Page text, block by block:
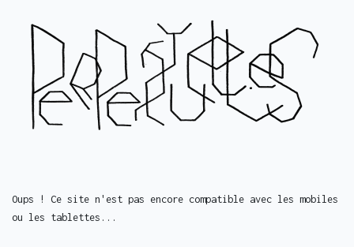
Oups ! Ce site n'est pas encore compatible avec les mobiles
ou les tablettes...